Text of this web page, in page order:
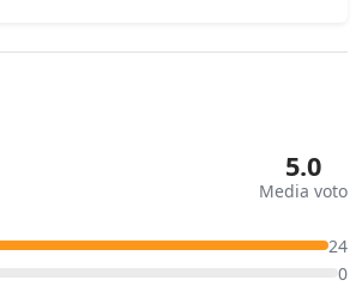
5.0
Media voto
24
0